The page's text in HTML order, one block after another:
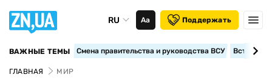
RU Аа Поддержать
ВАЖНЫЕ ТЕМЫ Смена правительства и руководства ВСУ
ГЛАВНАЯ МИР